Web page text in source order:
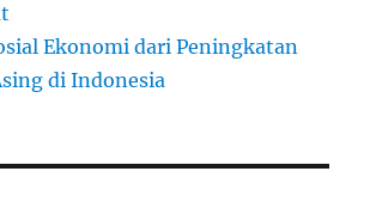
Ekonomi dari Peningkatan
di Indonesia